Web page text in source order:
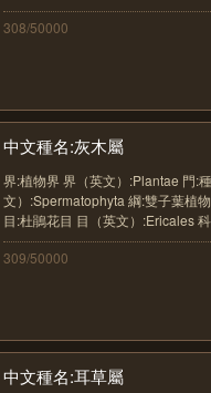
308/50000
中文種名:灰木屬
界:植物界 界（英文）:Plantae 門:
文）:Spermatophyta 綱:雙子葉植
目:杜鵑花目 目（英文）:Ericales
309/50000
中文種名:耳草屬